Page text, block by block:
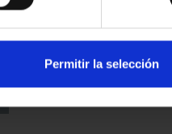
Permitir la selección